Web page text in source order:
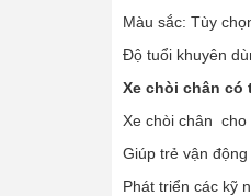
Màu sắc: Tùy
Độ tuổi khuyên
Xe chòi chân có
Xe chòi chân cho
Giúp trẻ vận
Phát triển các kỹ